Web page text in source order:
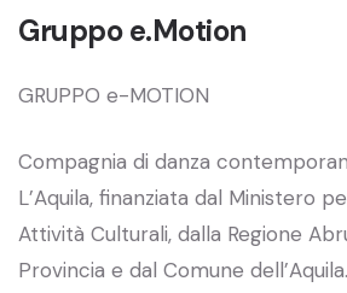
Gruppo e.Motion
GRUPPO e-MOTION
Compagnia di danza
L’Aquila, finanziata dal Ministero
Attività Culturali, dalla Regione
Provincia e dal Comune